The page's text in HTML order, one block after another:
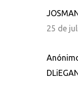
25 de